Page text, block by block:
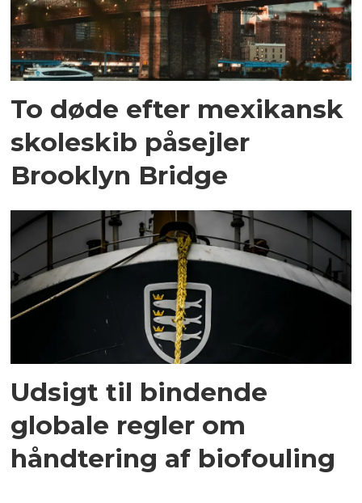
To døde efter mexikansk
skoleskib påsejler
Brooklyn Bridge
Udsigt til bindende
globale regler om
håndtering af biofouling